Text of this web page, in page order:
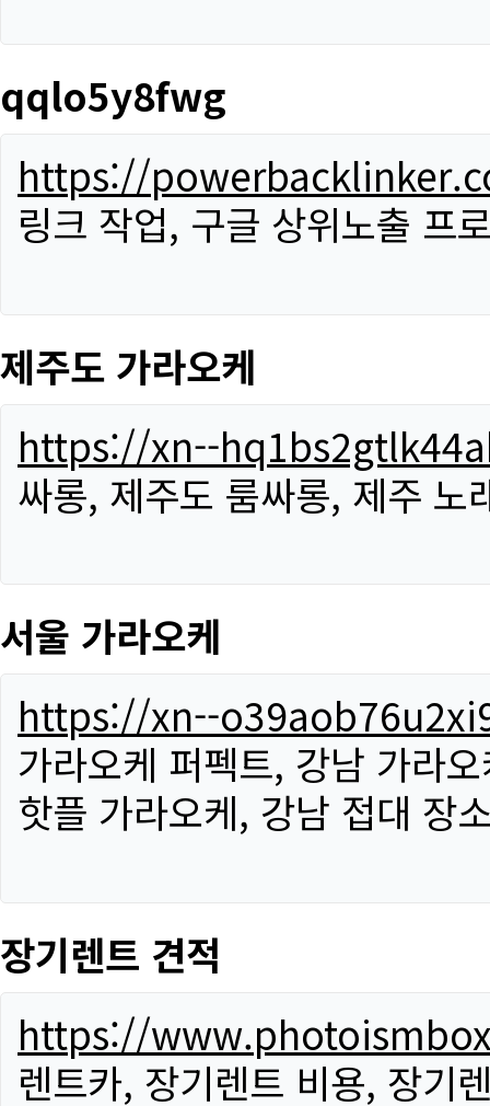
qqlo5y8fwg
https://
링크 작업, 구글 상위노출 프
제주도 가라오케
https://xn--
싸롱, 제주도 룸싸롱, 제주 노
서울 가라오케
https://xn--
가라오케 퍼펙트, 강남 가라
핫플 가라오케, 강남 접대 장
장기렌트 견적
https://
렌트카, 장기렌트 비용, 장기